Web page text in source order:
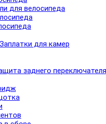
для велосипеда
для камер
заднего переключателя